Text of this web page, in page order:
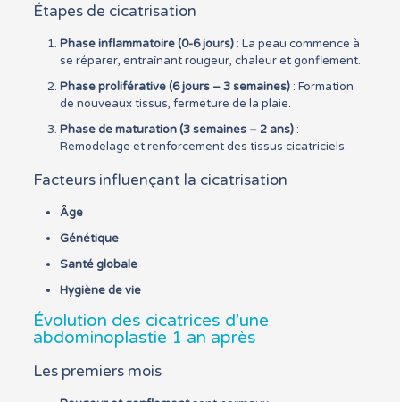
Étapes de cicatrisation
Phase inflammatoire (0-6 jours): La peau commence à
se réparer, entraînant rougeur, chaleur et gonflement.
Phase proliférative (6 jours – 3 semaines): Formation
de nouveaux tissus, fermeture de la plaie.
Phase de maturation (3 semaines – 2 ans):
Remodelage et renforcement des tissus cicatriciels.
Facteurs influençant la cicatrisation
Âge
Génétique
Santé globale
Hygiène de vie
Évolution des cicatrices d’une
abdominoplastie 1 an après
Les premiers mois